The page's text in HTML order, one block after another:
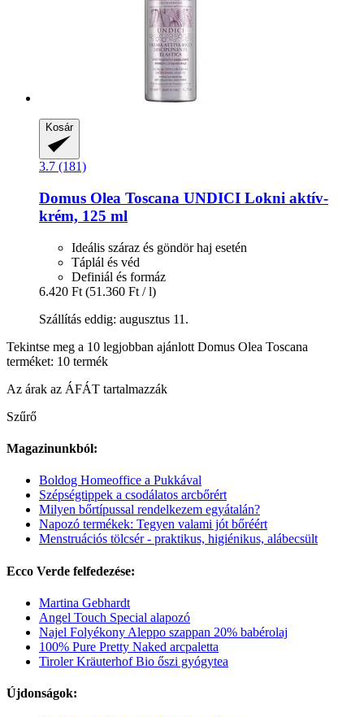
Kosár
3.7 (181)
Domus Olea Toscana UNDICI Lokni aktív-​
krém, 125 ml
Ideális száraz és göndör haj esetén
Táplál és véd
Definiál és formáz
6.420 Ft (51.360 Ft / l)
Szállítás eddig: augusztus 11.
Tekintse meg a 10 legjobban ajánlott Domus Olea Toscana
terméket: 10 termék
Az árak az ÁFÁT tartalmazzák
Szűrő
Magazinunkból:
Boldog Homeoffice a Pukkával
Szépségtippek a csodálatos arcbőrért
Milyen bőrtípussal rendelkezem egyátalán?
Napozó termékek: Tegyen valami jót bőréért
Menstruációs tölcsér - praktikus, higiénikus, alábecsült
Ecco Verde felfedezése:
Martina Gebhardt
Angel Touch Special alapozó
Najel Folyékony Aleppo szappan 20% babérolaj
100% Pure Pretty Naked arcpaletta
Tiroler Kräuterhof Bio őszi gyógytea
Újdonságok: